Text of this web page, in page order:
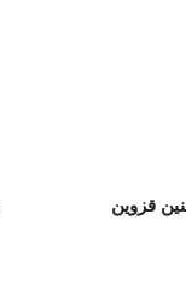
قزوین